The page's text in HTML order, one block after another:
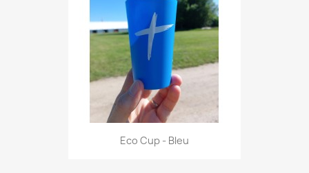
Eco Cup - Bleu